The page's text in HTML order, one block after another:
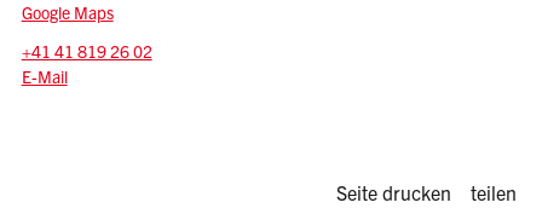
Google Maps
Tel.:
+41 41 819 26 02
E-Mail: info
E-Mail
Diese Seite
Seite drucken teilen